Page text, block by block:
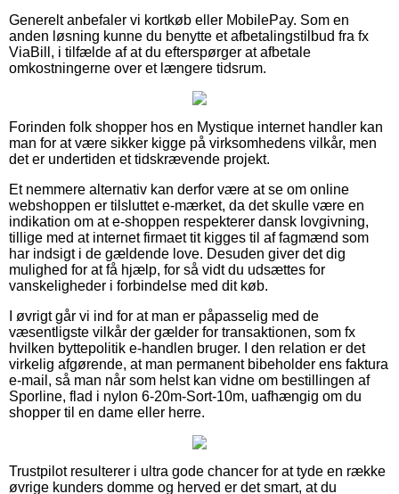
Generelt anbefaler vi kortkøb eller MobilePay. Som en
anden løsning kunne du benytte et afbetalingstilbud fra fx
ViaBill, i tilfælde af at du efterspørger at afbetale
omkostningerne over et længere tidsrum.
Forinden folk shopper hos en Mystique internet handler kan
man for at være sikker kigge på virksomhedens vilkår, men
det er undertiden et tidskrævende projekt.
Et nemmere alternativ kan derfor være at se om online
webshoppen er tilsluttet e-mærket, da det skulle være en
indikation om at e-shoppen respekterer dansk lovgivning,
tillige med at internet firmaet tit kigges til af fagmænd som
har indsigt i de gældende love. Desuden giver det dig
mulighed for at få hjælp, for så vidt du udsættes for
vanskeligheder i forbindelse med dit køb.
I øvrigt går vi ind for at man er påpasselig med de
væsentligste vilkår der gælder for transaktionen, som fx
hvilken byttepolitik e-handlen bruger. I den relation er det
virkelig afgørende, at man permanent bibeholder ens faktura
e-mail, så man når som helst kan vidne om bestillingen af
Sporline, flad i nylon 6-20m-Sort-10m, uafhængig om du
shopper til en dame eller herre.
Trustpilot resulterer i ultra gode chancer for at tyde en række
øvrige kunders domme og herved er det smart, at du